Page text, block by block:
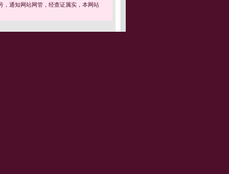
，通知网站网管，经查证属实，本网站